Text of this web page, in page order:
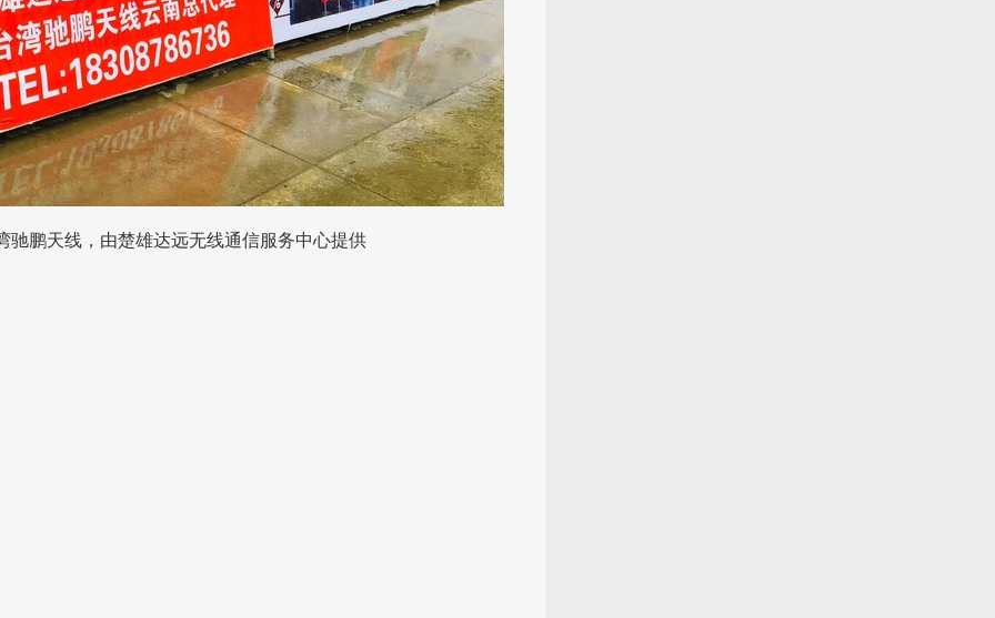
驰鹏天线，由楚雄达远无线通信服务中心提供